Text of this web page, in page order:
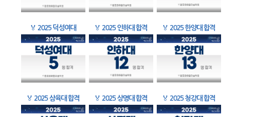
🏅 2025 덕성여대 🏅 2025 인하대 합격 🏅 2025 한양대 합격
🏅 2025 삼육대 합격 🏅 2025 상명대 합격 🏅 2025 청강대 합격